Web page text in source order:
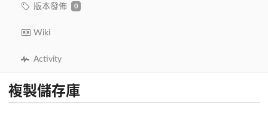
版本發佈 0
Wiki
Activity
複製儲存庫